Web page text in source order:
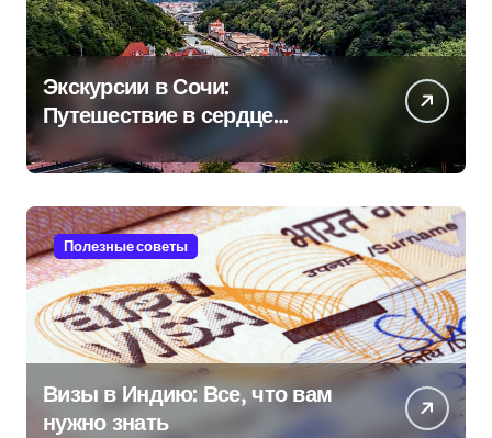
Экскурсии в Сочи:
Путешествие в сердце
Черноморского курорта
Полезные советы
Визы в Индию: Все, что вам
нужно знать